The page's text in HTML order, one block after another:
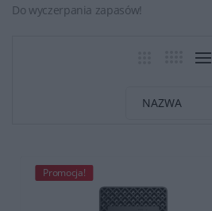
Do wyczerpania zapasów!
Promocja!